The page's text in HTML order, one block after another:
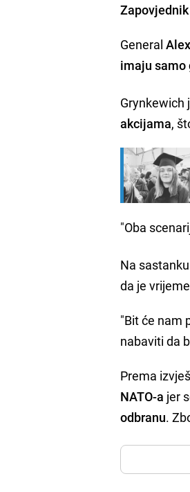
General
imaju samo
Grynkewich
akcijama,
"Oba
Na
da je
"Bit će nam
nabaviti da
Prema
NATO-a jer
odbranu.